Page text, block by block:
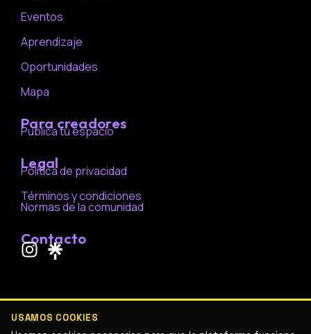
Eventos
Aprendizaje
Oportunidades
Mapa
Para creadores
Publica tu espacio
Legal
Política de privacidad
Términos y condiciones
Normas de la comunidad
Contacto
I
n
t
a
USAMOS COOKIES